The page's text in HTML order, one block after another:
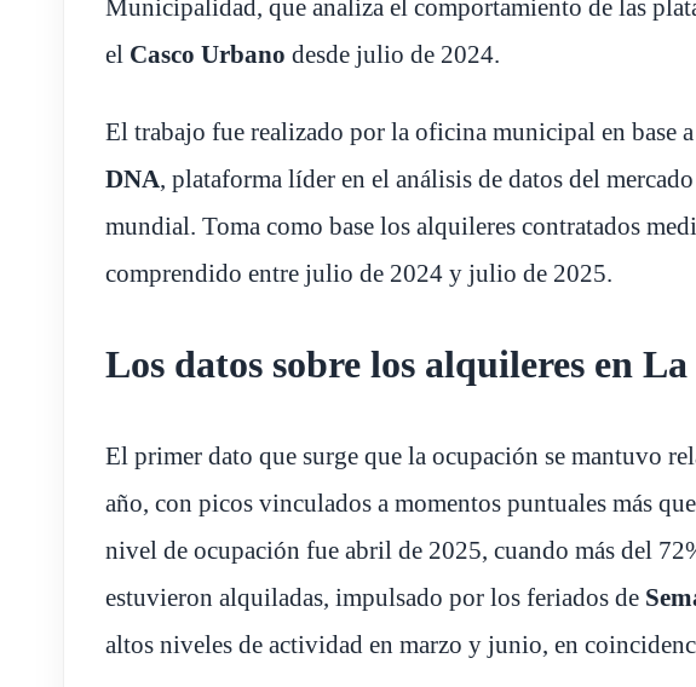
Municipalidad, que analiza el comportamiento de las
el Casco Urbano desde julio de 2024.
El trabajo fue realizado por la oficina municipal en base
DNA, plataforma líder en el análisis de datos del
mundial. Toma como base los alquileres contratados
comprendido entre julio de 2024 y julio de 2025.
Los datos sobre los alquileres en
El primer dato que surge que la ocupación se mantuvo
año, con picos vinculados a momentos puntuales más
nivel de ocupación fue abril de 2025, cuando más del
estuvieron alquiladas, impulsado por los feriados de
altos niveles de actividad en marzo y junio, en